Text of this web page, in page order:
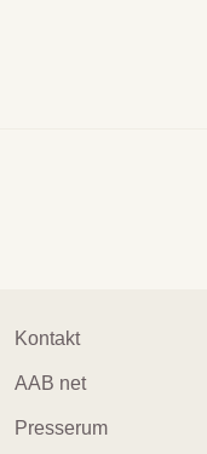
Footer
navigation
Kontakt
AAB net
Presserum